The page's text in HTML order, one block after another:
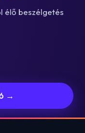
élő beszélgetés
→